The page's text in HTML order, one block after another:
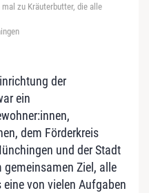
zu Kräuterbutter, die alle
der
ein
dem Förderkreis
und der Stadt
Ziel, alle
von vielen Aufgaben